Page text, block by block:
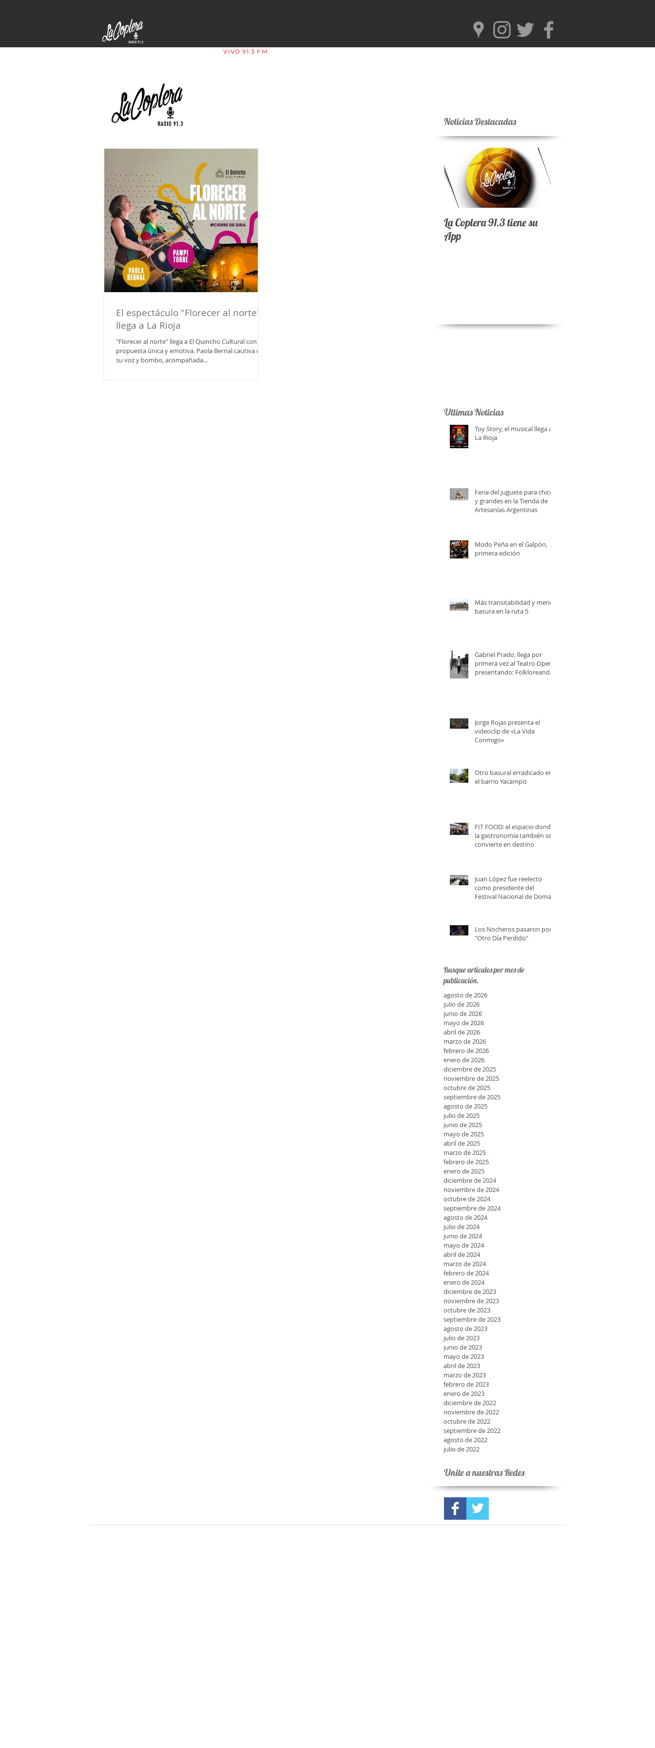
VIVO 91.3 FM
El espectáculo "Florecer al norte"
llega a La Rioja
"Florecer al norte" llega a El Quincho Cultural con una
propuesta única y emotiva. Paola Bernal cautiva con
su voz y bombo, acompañada...
Noticias Destacadas
La Coplera 91.3 tiene su
App
Ultimas Noticias
Toy Story, el musical llega a
La Rioja
Feria del juguete para chicos
y grandes en la Tienda de
Artesanías Argentinas
Modo Peña en el Galpón,
primera edición
Más transitabilidad y menos
basura en la ruta 5
Gabriel Prado, llega por
primera vez al Teatro Opera,
presentando: Folkloreando
Jorge Rojas presenta el
videoclip de «La Vida
Conmigo»
Otro basural erradicado en
el barrio Yacampis
FIT FOOD: el espacio donde
la gastronomía también se
convierte en destino
Juan López fue reelecto
como presidente del
Festival Nacional de Doma y
Los Nocheros pasaron por
"Otro Día Perdido"
Busque artículos por mes de
publicación.
agosto de 2026
julio de 2026
junio de 2026
mayo de 2026
abril de 2026
marzo de 2026
febrero de 2026
enero de 2026
diciembre de 2025
noviembre de 2025
octubre de 2025
septiembre de 2025
agosto de 2025
julio de 2025
junio de 2025
mayo de 2025
abril de 2025
marzo de 2025
febrero de 2025
enero de 2025
diciembre de 2024
noviembre de 2024
octubre de 2024
septiembre de 2024
agosto de 2024
julio de 2024
junio de 2024
mayo de 2024
abril de 2024
marzo de 2024
febrero de 2024
enero de 2024
diciembre de 2023
noviembre de 2023
octubre de 2023
septiembre de 2023
agosto de 2023
julio de 2023
junio de 2023
mayo de 2023
abril de 2023
marzo de 2023
febrero de 2023
enero de 2023
diciembre de 2022
noviembre de 2022
octubre de 2022
septiembre de 2022
agosto de 2022
julio de 2022
Unite a nuestras Redes